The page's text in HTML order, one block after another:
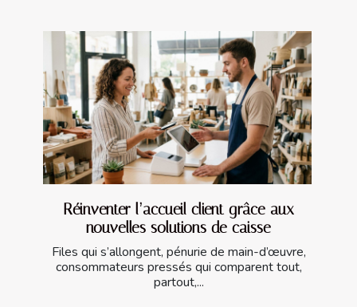
Réinventer l’accueil client grâce aux
nouvelles solutions de caisse
Files qui s’allongent, pénurie de main-d’œuvre,
consommateurs pressés qui comparent tout,
partout,...